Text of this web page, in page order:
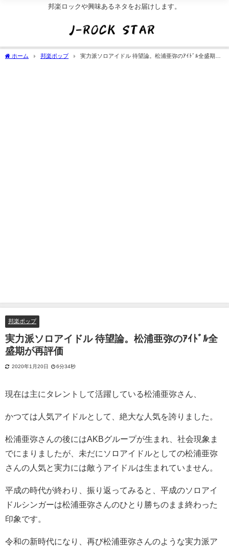
邦楽ロックや興味あるネタをお届けします。
ホーム 邦楽ポップ
実力派ソロアイドル 待望論。松浦亜弥のｱｲﾄﾞﾙ全盛期が
邦楽ポップ
実力派ソロアイドル 待望論。松浦亜弥のｱｲﾄﾞﾙ全
盛期が再評価
2020年1月20日 6分34秒
現在は主にタレントして活躍している松浦亜弥さん、
かつては人気アイドルとして、絶大な人気を誇りました。
松浦亜弥さんの後にはAKBグループが生まれ、社会現象ま
でにまりましたが、未だにソロアイドルとしての松浦亜弥
さんの人気と実力には敵うアイドルは生まれていません。
平成の時代が終わり、振り返ってみると、平成のソロアイ
ドルシンガーは松浦亜弥さんのひとり勝ちのまま終わった
印象です。
令和の新時代になり、再び松浦亜弥さんのような実力派ア